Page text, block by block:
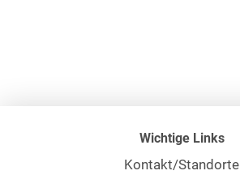
Wichtige Links
Kontakt/Standorte